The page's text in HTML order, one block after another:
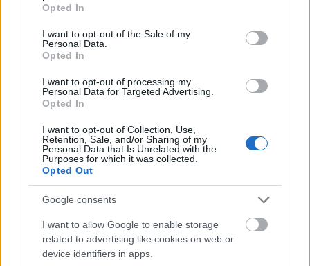
use your data for below specified purposes in below Google
consent section.
Opted In
I want to opt-out of the Sale of my
Personal Data.
Opted In
I want to opt-out of processing my
Personal Data for Targeted Advertising.
Opted In
I want to opt-out of Collection, Use,
Retention, Sale, and/or Sharing of my
Personal Data that Is Unrelated with the
Purposes for which it was collected.
Opted Out
Google consents
I want to allow Google to enable storage
related to advertising like cookies on web or
device identifiers in apps.
paksi atomerőmű
Paks II.: Mit jelent az 5. blokk új mérföldköve a
felülvizsgálat árnyékában?
kivitelezése, miközben a felülvizsgálat arra keresi a választ,
hogy a megváltozott gazdasági és geopolitikai környezetben
milyen feltételek mellett érdemes továbbvinni Magyarország
egyik legnagyobb beruházását.
Elkészült a Liszt Ferenc repülőtér
közelében lévő logisztikai bázis út- és
közműhálózatának fejlesztése